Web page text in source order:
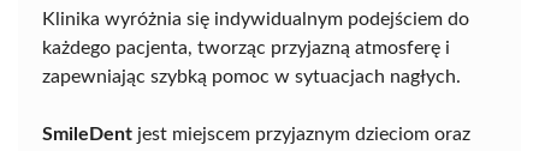
Klinika wyróżnia się indywidualnym podejściem do
każdego pacjenta, tworząc przyjazną atmosferę i
zapewniając szybką pomoc w sytuacjach nagłych.
SmileDent jest miejscem przyjaznym dzieciom oraz